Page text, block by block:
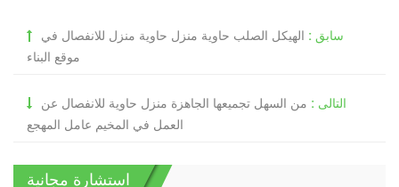
سابق : الهيكل الصلب حاوية منزل حاوية منزل للانفصال في
موقع البناء
التالى : من السهل تجميعها الجاهزة منزل حاوية للانفصال عن
العمل في المخيم عامل المهجع
استشارة مجانية